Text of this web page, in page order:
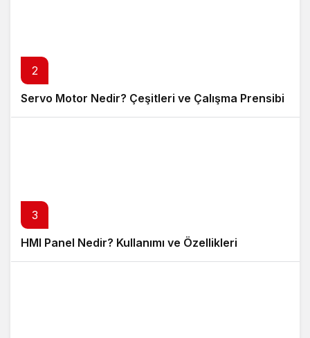
2
Servo Motor Nedir? Çeşitleri ve Çalışma Prensibi
3
HMI Panel Nedir? Kullanımı ve Özellikleri